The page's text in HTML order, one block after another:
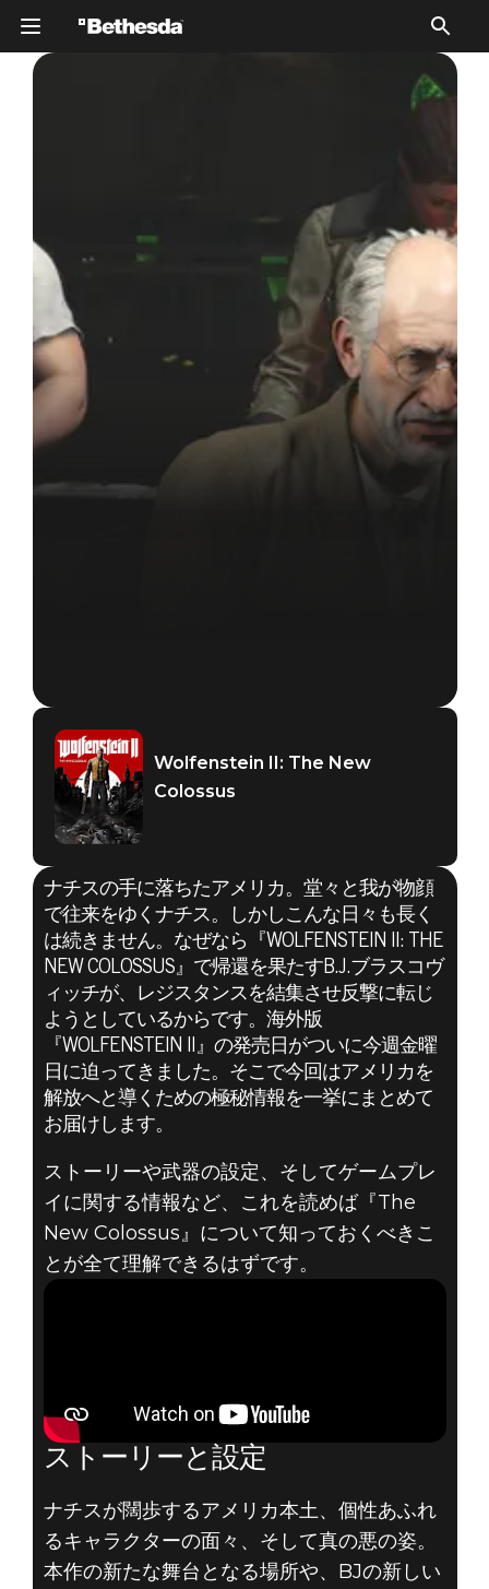
Wolfenstein II: The New Colossus
2017年10月25日
WOLFENSTEIN
II: THE NEW
COLOSSUS をよ
り深く知る全て
Wolfenstein II: The New
Colossus
ナチスの手に落ちたアメリカ。堂々と我が物顔
で往来をゆくナチス。しかしこんな日々も長く
は続きません。なぜなら『WOLFENSTEIN II: THE
NEW COLOSSUS』で帰還を果たすB.J.ブラスコヴ
ィッチが、レジスタンスを結集させ反撃に転じ
ようとしているからです。海外版
『WOLFENSTEIN II』の発売日がついに今週金曜
日に迫ってきました。そこで今回はアメリカを
解放へと導くための極秘情報を一挙にまとめて
お届けします。
ストーリーや武器の設定、そしてゲームプレ
イに関する情報など、これを読めば『The
New Colossus』について知っておくべきこ
とが全て理解できるはずです。
ストーリーと設定
ナチスが闊歩するアメリカ本土、個性あふれ
るキャラクターの面々、そして真の悪の姿。
本作の新たな舞台となる場所や、BJの新しい